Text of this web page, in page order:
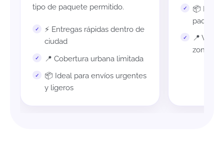
tipo de paquete permitido.
⚡ Entregas rápidas dentro de
ciudad
📍 Cobertura urbana limitada
📦 Ideal para envíos urgentes
y ligeros
📦
paquete
📍
zona